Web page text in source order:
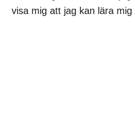
visa mig att jag kan lära mig